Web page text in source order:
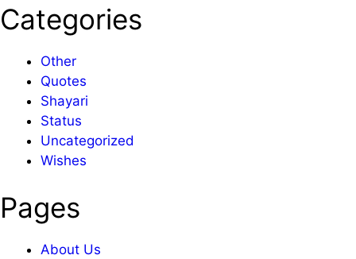
Categories
Other
Quotes
Shayari
Status
Uncategorized
Wishes
Pages
About Us